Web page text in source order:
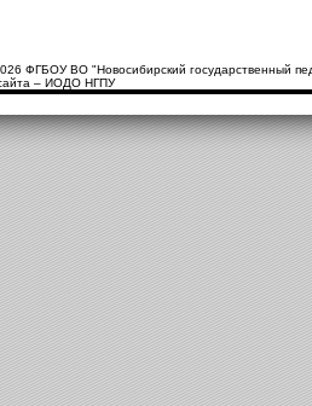
ФГБОУ ВО "Новосибирский государственный
– ИОДО НГПУ